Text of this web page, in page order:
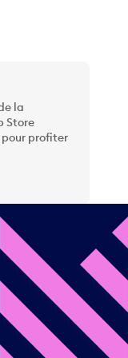
la
Store
pour profiter